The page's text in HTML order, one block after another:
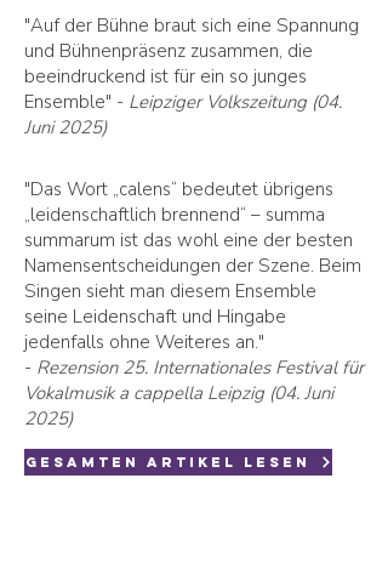
"Auf der Bühne braut sich eine Spannung
und Bühnenpräsenz zusammen, die
beeindruckend ist für ein so junges
Ensemble" - Leipziger Volkszeitung (04.
Juni 2025)
"Das Wort „calens“ bedeutet übrigens
„leidenschaftlich brennend“ – summa
summarum ist das wohl eine der besten
Namensentscheidungen der Szene. Beim
Singen sieht man diesem Ensemble
seine Leidenschaft und Hingabe
jedenfalls ohne Weiteres an."
- Rezension 25. Internationales Festival für
Vokalmusik a cappella Leipzig (04. Juni
2025)
gesamten Artikel lesen